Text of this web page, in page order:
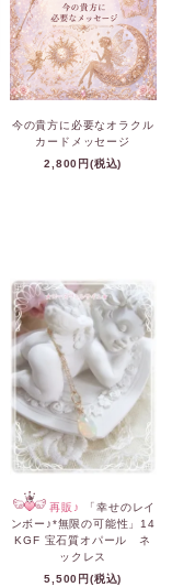
今の貴方に必要なオラクル
カードメッセージ
2,800円(税込)
再販♪
「幸せのレイ
ンボー♪*無限の可能性」14
KGF 宝石質オパール ネ
ックレス
5,500円(税込)